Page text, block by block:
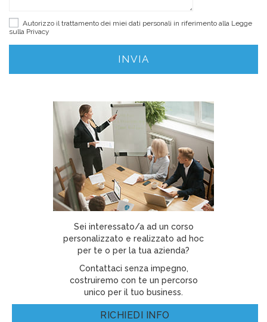
Autorizzo il trattamento dei miei dati personali in riferimento alla Legge
sulla Privacy
Sei interessato/a ad un corso
personalizzato e realizzato ad hoc
per te o per la tua azienda?
Contattaci senza impegno,
costruiremo con te un percorso
unico per il tuo business.
RICHIEDI INFO